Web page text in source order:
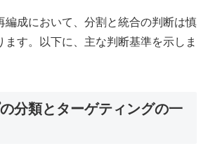
編成において、分割と統合の判断は慎
ます。以下に、主な判断基準を示しま
分類とターゲティングの一